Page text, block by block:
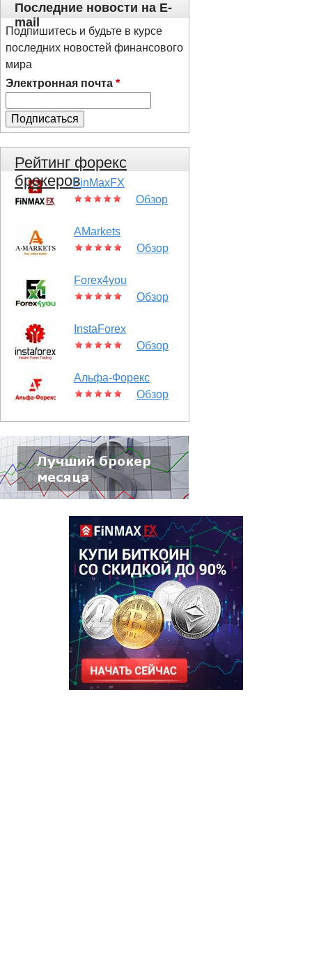
Последние новости на E-
mail
Подпишитесь и будьте в курсе
последних новостей финансового
мира
Электронная почта *
Рейтинг форекс
брокеровFinMaxFX
Обзор
AMarkets
Обзор
Forex4you
Обзор
InstaForex
Обзор
Альфа-Форекс
Обзор